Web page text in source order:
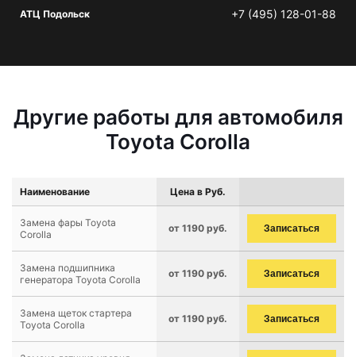
АТЦ Подольск +7 (495) 128-01-88
Другие работы для автомобиля
Toyota Corolla
Наименование Цена в Руб.
Замена фары Toyota
Corolla
от 1190 руб. Записаться
Замена подшипника
генератора Toyota Corolla
от 1190 руб. Записаться
Замена щеток стартера
Toyota Corolla
от 1190 руб. Записаться